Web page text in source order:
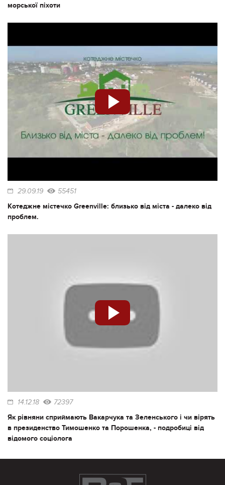
морської піхоти
29.09.19 55451
Котеджне містечко Greenville: близько від міста - далеко від
проблем.
14.12.18 72397
Як рівняни сприймають Вакарчука та Зеленського і чи вірять
в президенство Тимошенко та Порошенка, - подробиці від
відомого соціолога